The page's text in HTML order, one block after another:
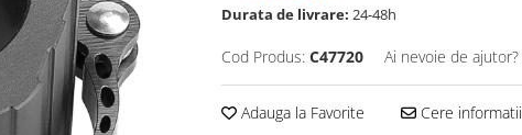
Durata de livrare: 24-48h
Cod Produs: C47720 Ai nevoie de ajutor?
Adauga la Favorite Cere informatii